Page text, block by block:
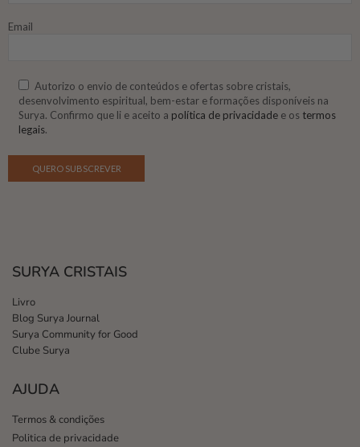
Email
Autorizo o envio de conteúdos e ofertas sobre cristais,
desenvolvimento espiritual, bem-estar e formações disponíveis na
Surya. Confirmo que li e aceito a política de privacidade e os termos
legais.
SURYA CRISTAIS
Livro
Blog Surya Journal
Surya Community for Good
Clube Surya
AJUDA
Termos & condições
Politica de privacidade